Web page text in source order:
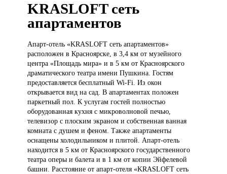
KRASLOFT сеть
апартаментов
Апарт-отель «KRASLOFTсеть апартаментов»
расположен в Красноярске, в 3,4 км от музейного
центра «Площадь мира» и в 5 км от Красноярского
драматического театра имени Пушкина. Гостям
предоставляется бесплатный Wi-Fi. Из окон
открывается вид на сад. В апартаментах положен
паркетный пол. К услугам гостей полностью
оборудованная кухня с микроволновой печью,
телевизор с плоским экраном и собственная ванная
комната с душем и феном. Также апартаменты
оснащены холодильником и плитой. Апарт-отель
находится в 5 км от Красноярского государственного
театра оперы и балета и в 1 км от копии Эйфелевой
башни. Расстояние от апарт-отеля «KRASLOFT сеть